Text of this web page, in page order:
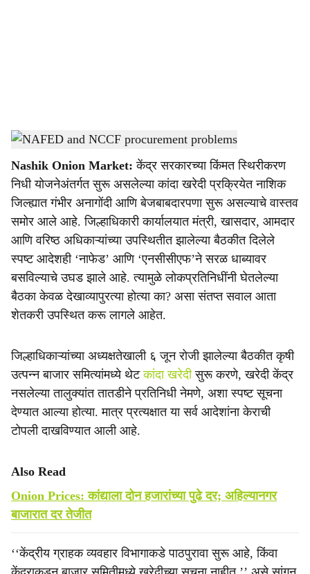
a
r
e
Issues in onion procurement process-Agrowon
Nashik Onion Market: केंद्र सरकारच्या किंमत स्थिरीकरण
निधी योजनेअंतर्गत सुरू असलेल्या कांदा खरेदी प्रक्रियेत नाशिक
जिल्ह्यात गंभीर अनागोंदी आणि बेजबाबदारपणा सुरू असल्याचे वास्तव
समोर आले आहे. जिल्हाधिकारी कार्यालयात मंत्री, खासदार, आमदार
आणि वरिष्ठ अधिकाऱ्यांच्या उपस्थितीत झालेल्या बैठकीत दिलेले
स्पष्ट आदेशही ‘नाफेड’ आणि ‘एनसीसीएफ’ने सरळ धाब्यावर
बसविल्याचे उघड झाले आहे. त्यामुळे लोकप्रतिनिधींनी घेतलेल्या
बैठका केवळ देखाव्यापुरत्या होत्या का? असा संतप्त सवाल आता
शेतकरी उपस्थित करू लागले आहेत.
जिल्हाधिकाऱ्यांच्या अध्यक्षतेखाली ६ जून रोजी झालेल्या बैठकीत कृषी
उत्पन्न बाजार समित्यांमध्ये थेटकांदा खरेदीसुरू करणे, खरेदी केंद्र
नसलेल्या तालुक्यांत तातडीने प्रतिनिधी नेमणे, अशा स्पष्ट सूचना
देण्यात आल्या होत्या. मात्र प्रत्यक्षात या सर्व आदेशांना केराची
टोपली दाखविण्यात आली आहे.
Also Read
Onion Prices: कांद्याला दोन हजारांच्या पुढे दर; अहिल्यानगर
बाजारात दर तेजीत
‘‘केंद्रीय ग्राहक व्यवहार विभागाकडे पाठपुरावा सुरू आहे, किंवा